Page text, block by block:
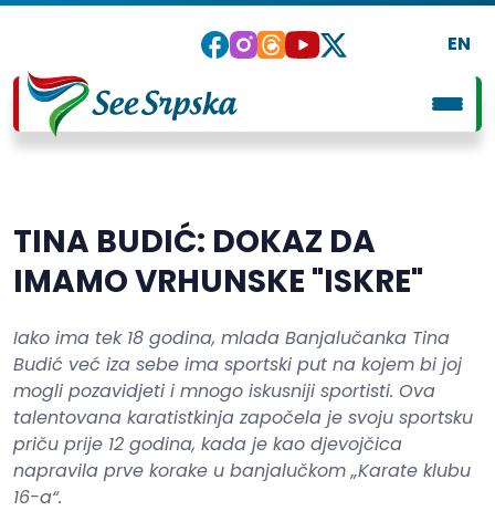
EN
TINA BUDIĆ: DOKAZ DA
IMAMO VRHUNSKE "ISKRE"
Iako ima tek 18 godina, mlada Banjalučanka Tina
Budić već iza sebe ima sportski put na kojem bi joj
mogli pozavidjeti i mnogo iskusniji sportisti. Ova
talentovana karatistkinja započela je svoju sportsku
priču prije 12 godina, kada je kao djevojčica
napravila prve korake u banjalučkom „Karate klubu
16-a“.